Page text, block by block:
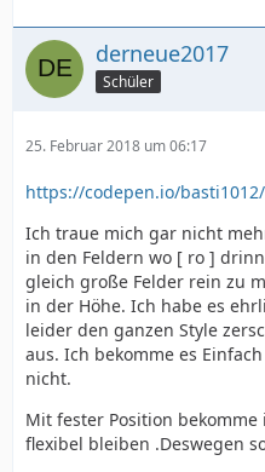
derneue2017
Schüler
25. Februar 2018 um 06:17
https://codepen.io/
Ich traue mich gar nicht
in den Feldern wo [ ro ]
gleich große Felder rein zu
in der Höhe. Ich habe es
leider den ganzen Style
aus. Ich bekomme es
nicht.
Mit fester Position
flexibel bleiben .Deswegen